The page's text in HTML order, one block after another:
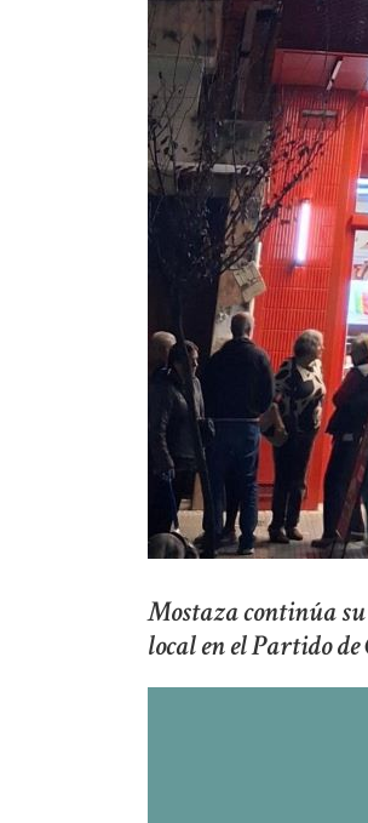
Mostaza continúa
local en el Partido